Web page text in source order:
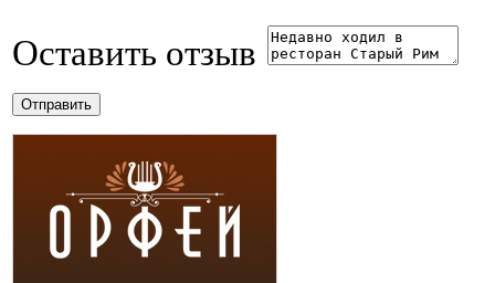
Оставить отзыв